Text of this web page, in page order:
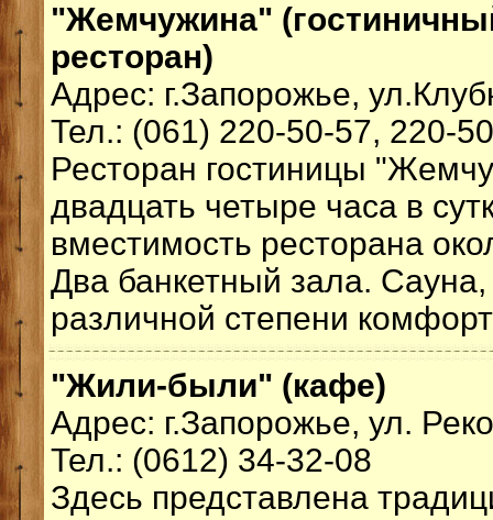
"Жемчужина"
ресторан)
Адрес: г.Запорожье,
Тел.: (061) 220-50-57, 220-
Ресторан гостиницы
двадцать четыре часа в
вместимость ресторана
Два банкетный зала.
различной степени
"Жили-были" (кафе)
Адрес: г.Запорожье, ул.
Тел.: (0612) 34-32-08
Здесь представлена